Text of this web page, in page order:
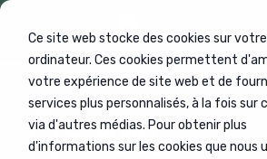
Ce site web stocke des cookies sur votre
ordinateur. Ces cookies permettent
votre expérience de site web et de
services plus personnalisés, à la fois sur
via d'autres médias. Pour obtenir plus
d'informations sur les cookies que nous